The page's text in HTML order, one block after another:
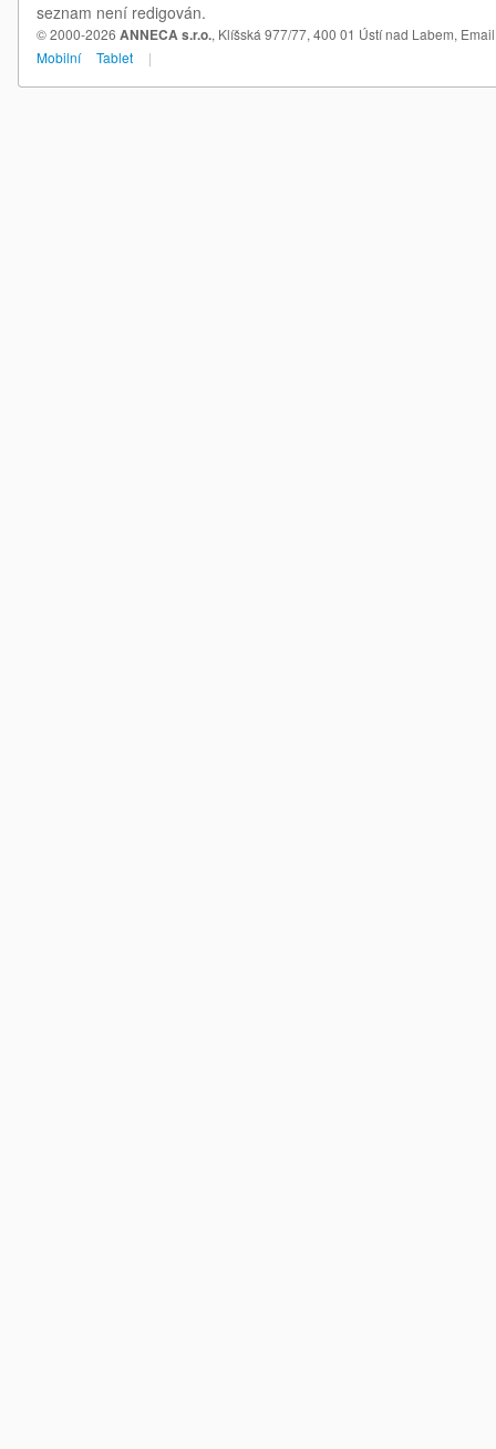
seznam není redigován.
© 2000-2026 ANNECA s.r.o., Klíšská 977/77, 400 01 Ústí nad Labem,
Mobilní
Tablet |